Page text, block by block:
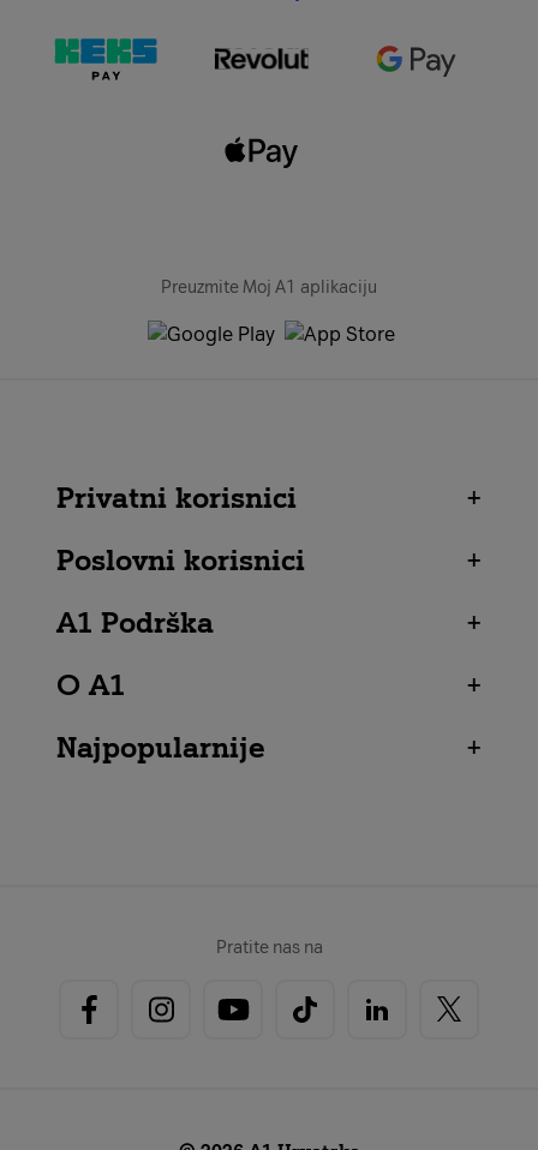
Preuzmite Moj A1 aplikaciju
Privatni korisnici
+
Poslovni korisnici
+
A1 Podrška
+
O A1
+
Najpopularnije
+
Pratite nas na